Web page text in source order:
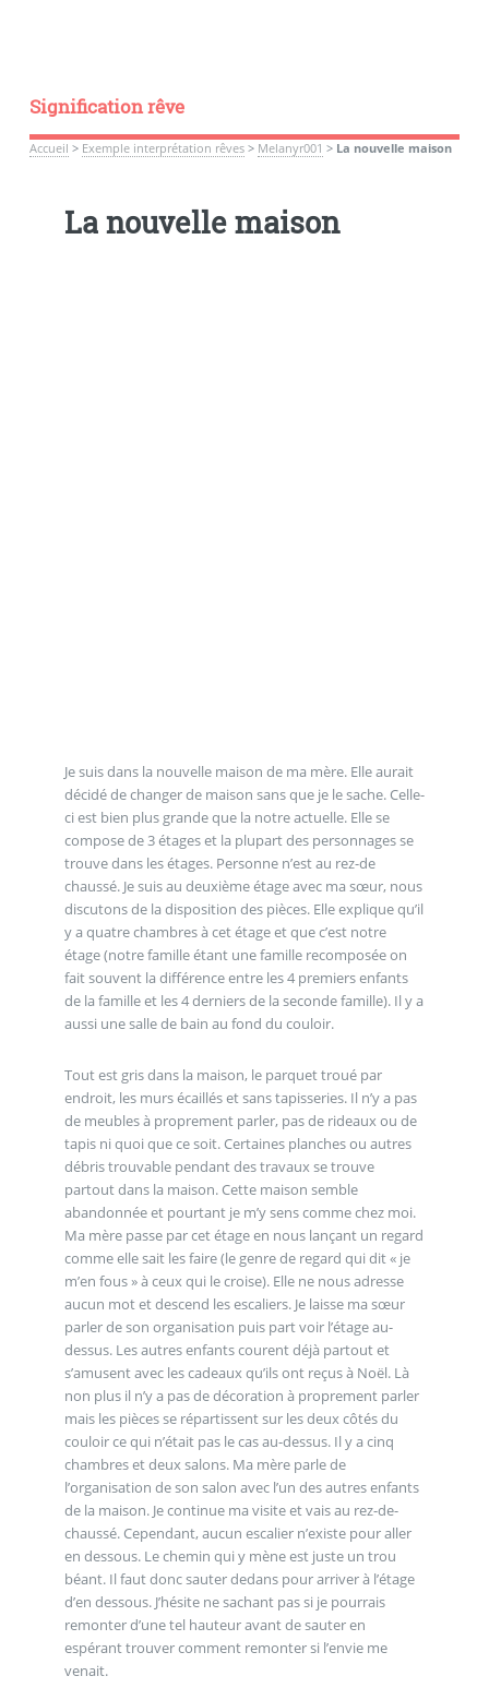
Signification rêve
Accueil > Exemple interprétation rêves> Melanyr001 > La nouvelle maison
La nouvelle maison
Je suis dans la nouvelle maison de ma mère. Elle aurait
décidé de changer de maison sans que je le sache. Celle-
ci est bien plus grande que la notre actuelle. Elle se
compose de 3 étages et la plupart des personnages se
trouve dans les étages. Personne n’est au rez-de
chaussé. Je suis au deuxième étage avec ma sœur, nous
discutons de la disposition des pièces. Elle explique qu’il
y a quatre chambres à cet étage et que c’est notre
étage (notre famille étant une famille recomposée on
fait souvent la différence entre les 4 premiers enfants
de la famille et les 4 derniers de la seconde famille). Il y a
aussi une salle de bain au fond du couloir.
Tout est gris dans la maison, le parquet troué par
endroit, les murs écaillés et sans tapisseries. Il n’y a pas
de meubles à proprement parler, pas de rideaux ou de
tapis ni quoi que ce soit. Certaines planches ou autres
débris trouvable pendant des travaux se trouve
partout dans la maison. Cette maison semble
abandonnée et pourtant je m’y sens comme chez moi.
Ma mère passe par cet étage en nous lançant un regard
comme elle sait les faire (le genre de regard qui dit « je
m’en fous » à ceux qui le croise). Elle ne nous adresse
aucun mot et descend les escaliers. Je laisse ma sœur
parler de son organisation puis part voir l’étage au-
dessus. Les autres enfants courent déjà partout et
s’amusent avec les cadeaux qu’ils ont reçus à Noël. Là
non plus il n’y a pas de décoration à proprement parler
mais les pièces se répartissent sur les deux côtés du
couloir ce qui n’était pas le cas au-dessus. Il y a cinq
chambres et deux salons. Ma mère parle de
l’organisation de son salon avec l’un des autres enfants
de la maison. Je continue ma visite et vais au rez-de-
chaussé. Cependant, aucun escalier n’existe pour aller
en dessous. Le chemin qui y mène est juste un trou
béant. Il faut donc sauter dedans pour arriver à l’étage
d’en dessous. J’hésite ne sachant pas si je pourrais
remonter d’une tel hauteur avant de sauter en
espérant trouver comment remonter si l’envie me
venait.